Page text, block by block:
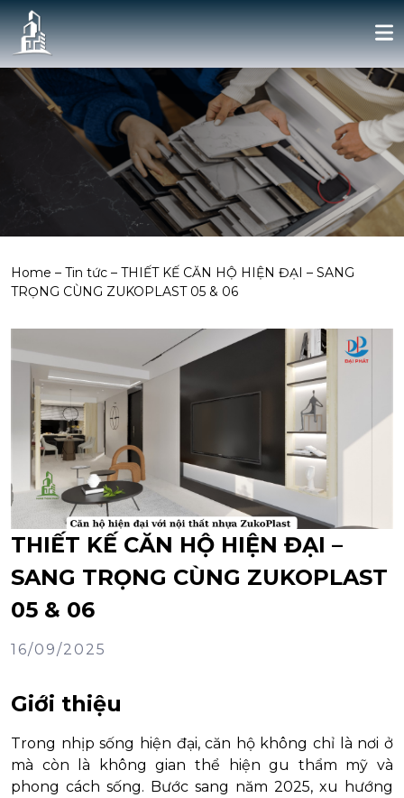
Home – Tin tức – THIẾT KẾ CĂN HỘ HIỆN ĐẠI – SANG
TRỌNG CÙNG ZUKOPLAST 05 & 06
THIẾT KẾ CĂN HỘ HIỆN ĐẠI –
SANG TRỌNG CÙNG ZUKOPLAST
05 & 06
16/09/2025
Giới thiệu
Trong nhịp sống hiện đại, căn hộ không chỉ là nơi ở
mà còn là không gian thể hiện gu thẩm mỹ và
phong cách sống. Bước sang năm 2025, xu hướng